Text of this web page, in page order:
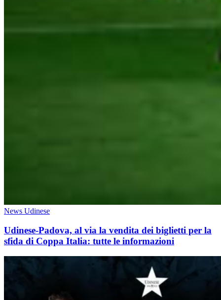
News Udinese
Udinese-Padova, al via la vendita dei biglietti per la
sfida di Coppa Italia: tutte le informazioni